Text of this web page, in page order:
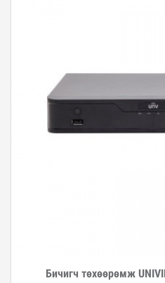
Дэлгэрэнгүй
Бичигч төхөөрөмж